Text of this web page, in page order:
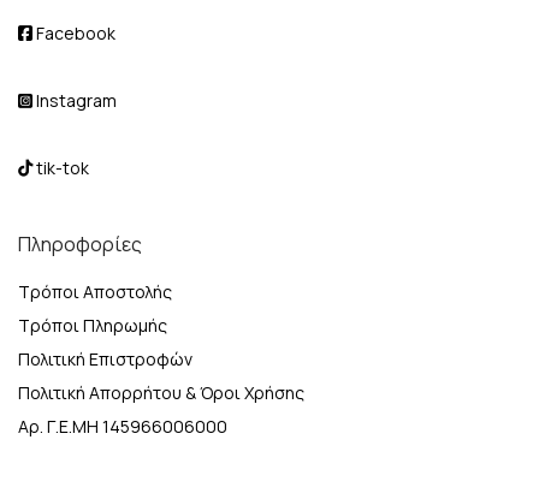
Facebook
Instagram
tik-tok
Πληροφορίες
Τρόποι Αποστολής
Τρόποι Πληρωμής
Πολιτική Επιστροφών
Πολιτική Απορρήτου & Όροι Χρήσης
Αρ. Γ.Ε.ΜΗ 145966006000